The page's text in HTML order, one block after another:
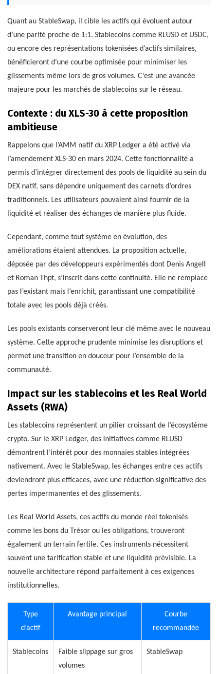
Quant au StableSwap, il cible les actifs qui évoluent autour
d’une parité proche de 1:1. Stablecoins comme RLUSD et USDC,
ou encore des représentations tokenisées d’actifs similaires,
bénéficieront d’une courbe optimisée pour minimiser les
glissements même lors de gros volumes. C’est une avancée
majeure pour les marchés de stablecoins sur le réseau.
Contexte : du XLS-30 à cette proposition
ambitieuse
Rappelons que l’AMM natif du XRP Ledger a été activé via
l’amendement XLS-30 en mars 2024. Cette fonctionnalité a
permis d’intégrer directement des pools de liquidité au sein du
DEX natif, sans dépendre uniquement des carnets d’ordres
traditionnels. Les utilisateurs pouvaient ainsi fournir de la
liquidité et réaliser des échanges de manière plus fluide.
Cependant, comme tout système en évolution, des
améliorations étaient attendues. La proposition actuelle,
déposée par des développeurs expérimentés dont Denis Angell
et Roman Thpt, s’inscrit dans cette continuité. Elle ne remplace
pas l’existant mais l’enrichit, garantissant une compatibilité
totale avec les pools déjà créés.
Les pools existants conserveront leur clé même avec le nouveau
système. Cette approche prudente minimise les disruptions et
permet une transition en douceur pour l’ensemble de la
communauté.
Impact sur les stablecoins et les Real World
Assets (RWA)
Les stablecoins représentent un pilier croissant de l’écosystème
crypto. Sur le XRP Ledger, des initiatives comme RLUSD
démontrent l’intérêt pour des monnaies stables intégrées
nativement. Avec le StableSwap, les échanges entre ces actifs
deviendront plus efficaces, avec une réduction significative des
pertes impermanentes et des glissements.
Les Real World Assets, ces actifs du monde réel tokenisés
comme les bons du Trésor ou les obligations, trouveront
également un terrain fertile. Ces instruments nécessitent
souvent une tarification stable et une liquidité prévisible. La
nouvelle architecture répond parfaitement à ces exigences
institutionnelles.
Type
d’actif
Avantage principal
Courbe
recommandée
Stablecoins
Faible slippage sur gros
volumes
StableSwap